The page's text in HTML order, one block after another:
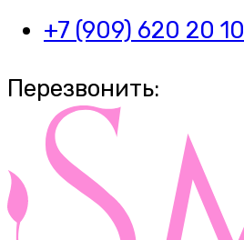
+7 (909) 620 20 10
Перезвонить: